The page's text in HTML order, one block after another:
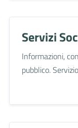
Servizi
Informazioni,
pubblico.